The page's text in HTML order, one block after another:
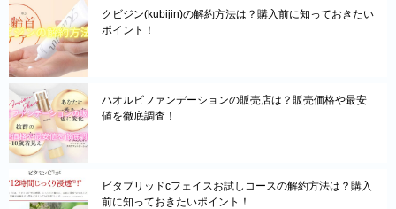
クビジン(kubijin)の解約方法は？購入前に知っておきたい
ポイント！
ハオルビファンデーションの販売店は？販売価格や最安
値を徹底調査！
ビタブリッドcフェイスお試しコースの解約方法は？購入
前に知っておきたいポイント！